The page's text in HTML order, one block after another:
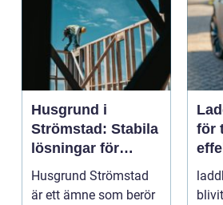
Husgrund i
Strömstad: Stabila
lösningar för
boende vid kusten
Husgrund Strömstad
är ett ämne som berör
för